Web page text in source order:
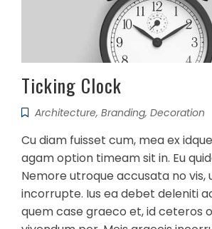
Ticking Clock
Architecture, Branding, Decoration
Cu diam fuisset cum, mea ex
agam option timeam sit in. Eu
Nemore utroque accusata no vis,
incorrupte. Ius ea debet deleniti
quem case graeco et, id ceteros